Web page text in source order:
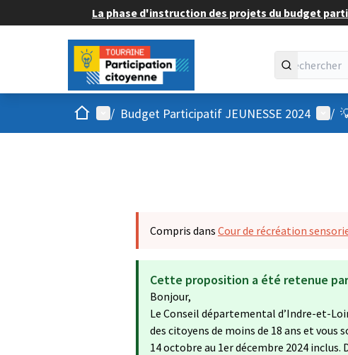
La phase d'instruction des projets du budget
AccueilMenu principal
/ Budget Participatif JEUNESSE 2024 /
Compris dans Cour de récréation
Cette proposition a été retenue
Bonjour,
Le Conseil départemental d’Indre-et-
des citoyens de moins de 18 ans et vous
14 octobre au 1er décembre 2024